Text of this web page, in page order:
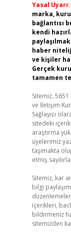
Yasal Uyarı:
marka,
bağlantısı
kendi
haber
ve kişiler
Gerçek
tamamen
Sitemiz, 5651
ve İletişim
Sağlayıcı
sitedeki
araştırma
üyelerimiz
taşımakta
etmiş
Sitemiz, kar
bilgi
içerikleri,
bildirmeniz
sitemizden